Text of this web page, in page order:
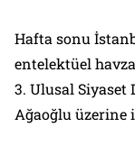
Hafta sonu
entelektüel
3. Ulusal Siyaset
Ağaoğlu üzerine